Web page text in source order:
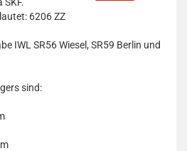
6206 ZZ
IWL SR56 Wiesel, SR59 Berlin und
sind: